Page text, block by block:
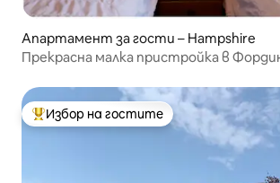
Апартамент за гости – Hampshire
Прекрасна малка пристройка в
Най-популярен избор на гостите
Избор на гостите